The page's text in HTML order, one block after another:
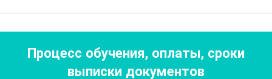
современнымиавиационными
системами бронированияи
оформления билетов. Участники
научатся пользоваться
Процесс обучения, оплаты, сроки
выписки документов